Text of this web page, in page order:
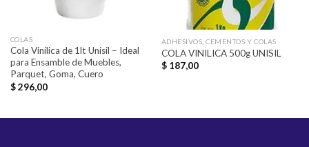
COLAS
Cola Vinílica de 1lt Unisil – Ideal
para Ensamble de Muebles,
Parquet, Goma, Cuero
$296,00
ADHESIVOS, CEMENTOS Y COLAS
COLA VINILICA 500g UNISIL
$187,00